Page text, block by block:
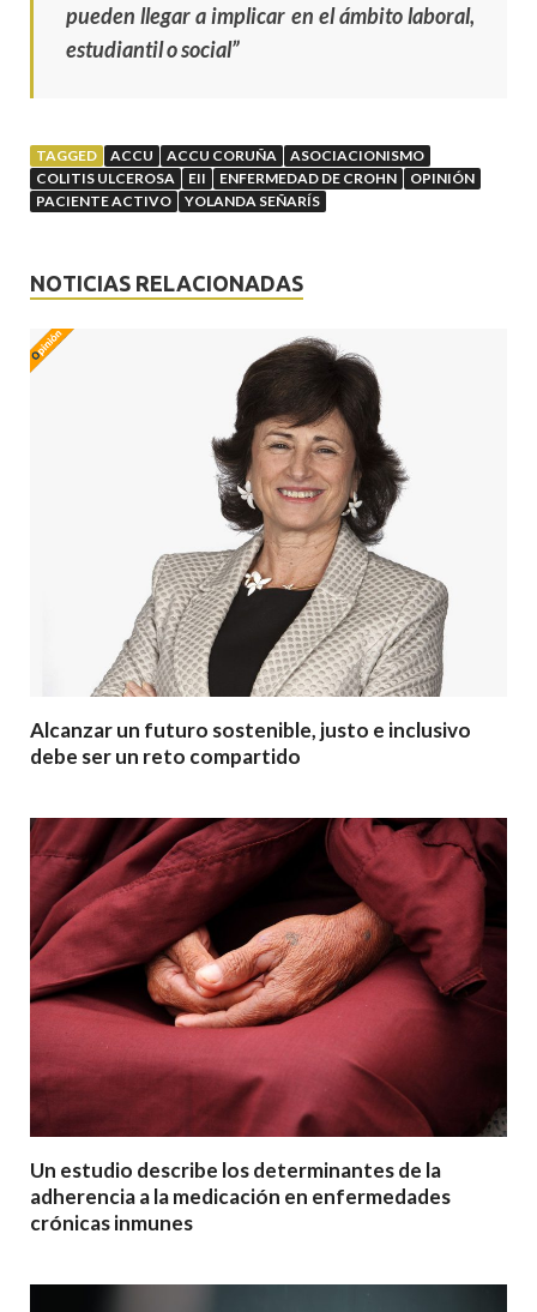
pueden llegar a implicar en el ámbito laboral,
estudiantil o social”
TAGGED ACCU ACCU CORUÑA
ASOCIACIONISMO
COLITIS ULCEROSA
EII ENFERMEDAD DE CROHN
OPINIÓN
PACIENTE ACTIVO
YOLANDA SEÑARÍS
NOTICIAS RELACIONADAS
Alcanzar un futuro sostenible, justo e inclusivo
debe ser un reto compartido
Un estudio describe los determinantes de la
adherencia a la medicación en enfermedades
crónicas inmunes